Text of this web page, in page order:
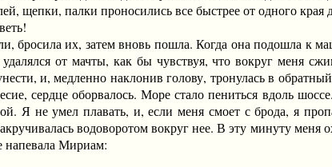
щепки, палки проносились все быстрее от одного края
их, затем вновь пошла. Когда она подошла к
от мачты, как бы чувствуя, что вокруг меня
и, медленно наклонив голову, тронулась в
сердце оборвалось. Море стало пениться вдоль
Я не умел плавать, и, если меня смоет с брода, я
водоворотом вокруг нее. В эту минуту меня
напевала Мириам: